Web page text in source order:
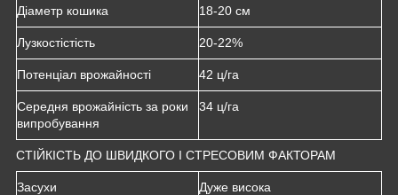
Діаметр кошика 18-20 см
Лузкостістість 20-22%
Потенціал врожайності 42 ц/га
Середня врожайність за роки
випробування
34 ц/га
СТІЙКІСТЬ ДО ШВИДКОГО І СТРЕСОВИМ ФАКТОРАМ
Засухи Дуже висока